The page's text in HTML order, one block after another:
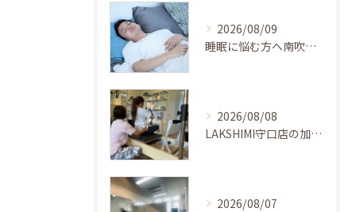
2026/08/09
睡眠に悩む方へ南吹田駅LAKSHIMI江坂南店のトレーニングで睡眠不足解消を目指す方法
2026/08/08
LAKSHIMI守口店の加圧ピラティス効果とは
2026/08/07